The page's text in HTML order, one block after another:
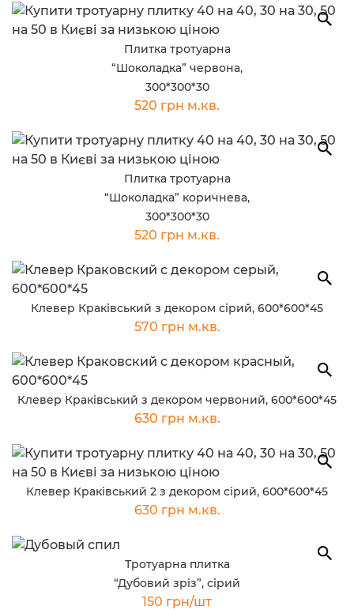
Плитка тротуарна
“Шоколадка” червона,
300*300*30
520 грн м.кв.
Плитка тротуарна
“Шоколадка” коричнева,
300*300*30
520 грн м.кв.
Клевер Краківський з декором сірий, 600*600*45
570 грн м.кв.
Клевер Краківський з декором червоний, 600*600*45
630 грн м.кв.
Клевер Краківський 2 з декором сірий, 600*600*45
630 грн м.кв.
Тротуарна плитка
“Дубовий зріз”, сірий
150 грн/шт